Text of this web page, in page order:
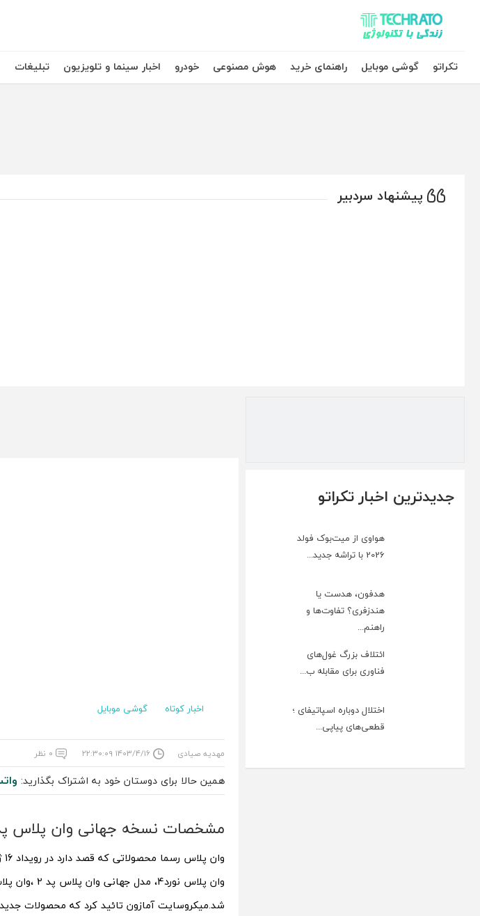
تکراتو – زندگی با تکنولوژی
تکراتو
گوشی موبایل راهنمای خرید هوش مصنوعی خودرو اخبار سینما و تلویزیون تبلیغات
پیشنهاد سردبیر
جدیدترین اخبار تکراتو
هواوی از میت‌بوک فولد
2026 با تراشه جدید...
هدفون، هدست یا
هندزفری؟ تفاوت‌ها و
راهنم...
ائتلاف بزرگ غول‌های
فناوری برای مقابله ب...
اختلال دوباره اسپاتیفای ؛
قطعی‌های پیاپی...
اخبار کوتاه گوشی موبایل
مهدیه صیادی ۱۴۰۳/۴/۱۶ ۲۲:۳۰:۰۹ ۰ نظر
همین حالا برای دوستان خود به اشتراک بگذارید:
مشخصات نسخه جهانی وان پلاس پد 2 لو
شد.میکروسایت آمازون تائید کرد که محصولات